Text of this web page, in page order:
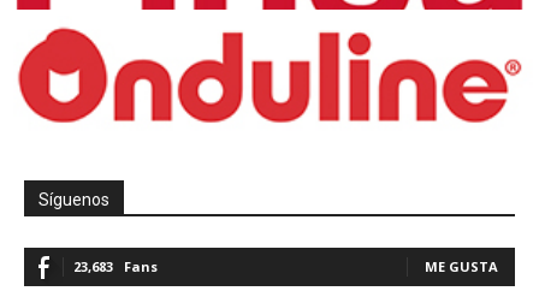
Síguenos
23,683 Fans ME GUSTA